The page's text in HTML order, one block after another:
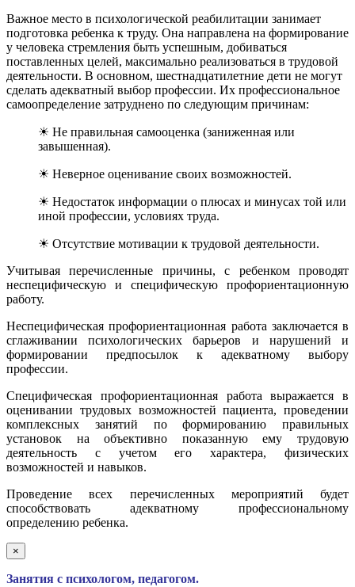
Важное место в психологической реабилитации занимает
подготовка ребенка к труду. Она направлена на формирование
у человека стремления быть успешным, добиваться
поставленных целей, максимально реализоваться в трудовой
деятельности. В основном, шестнадцатилетние дети не могут
сделать адекватный выбор профессии. Их профессиональное
самоопределение затруднено по следующим причинам:
☀ Не правильная самооценка (заниженная или
завышенная).
☀ Неверное оценивание своих возможностей.
☀ Недостаток информации о плюсах и минусах той или
иной профессии, условиях труда.
☀ Отсутствие мотивации к трудовой деятельности.
Учитывая перечисленные причины, с ребенком проводят
неспецифическую и специфическую профориентационную
работу.
Неспецифическая профориентационная работа заключается в
сглаживании психологических барьеров и нарушений и
формировании предпосылок к адекватному выбору
профессии.
Специфическая профориентационная работа выражается в
оценивании трудовых возможностей пациента, проведении
комплексных занятий по формированию правильных
установок на объективно показанную ему трудовую
деятельность с учетом его характера, физических
возможностей и навыков.
Проведение всех перечисленных мероприятий будет
способствовать адекватному профессиональному
определению ребенка.
×
Занятия с психологом, педагогом.